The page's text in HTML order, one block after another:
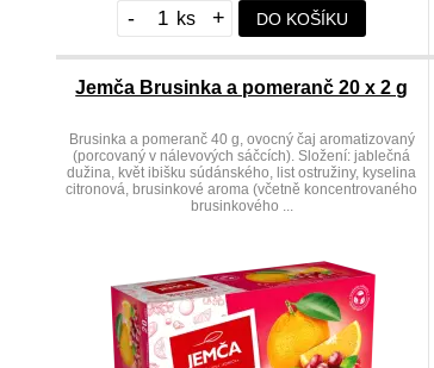
- + DO KOŠÍKU
Jemča Brusinka a pomeranč 20 x 2 g
Brusinka a pomeranč 40 g, ovocný čaj aromatizovaný
(porcovaný v nálevových sáčcích). Složení: jablečná
dužina, květ ibišku súdánského, list ostružiny, kyselina
citronová, brusinkové aroma (včetně koncentrovaného
brusinkového ...